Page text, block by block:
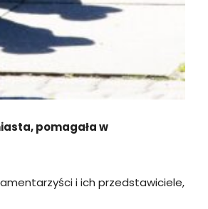
pomagała w
i ich przedstawiciele,